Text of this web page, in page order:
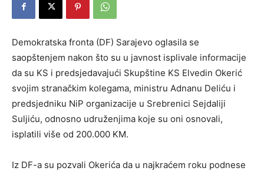
Demokratska fronta (DF) Sarajevo oglasila se
saopštenjem nakon što su u javnost isplivale informacije
da su KS i predsjedavajući Skupštine KS Elvedin Okerić
svojim stranačkim kolegama, ministru Adnanu Deliću i
predsjedniku NiP organizacije u Srebrenici Sejdaliji
Suljiću, odnosno udruženjima koje su oni osnovali,
isplatili više od 200.000 KM.
Iz DF-a su pozvali Okerića da u najkraćem roku podnese